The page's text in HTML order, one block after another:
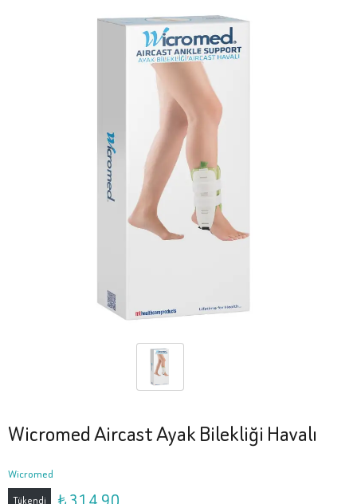
Wicromed Aircast Ayak Bilekliği Havalı
Wicromed
Tükendi